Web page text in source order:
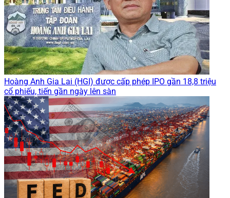
Hoàng Anh Gia Lai (HGI) được cấp phép IPO gần 18,8 triệu
cổ phiếu, tiến gần ngày lên sàn